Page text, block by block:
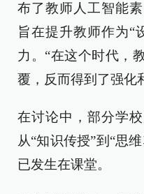
布了教师人工智能
旨在提升教师作为“
力。“在这个时代，
覆，反而得到了强化
在讨论中，部分学
从“知识传授”到“思
已发生在课堂。